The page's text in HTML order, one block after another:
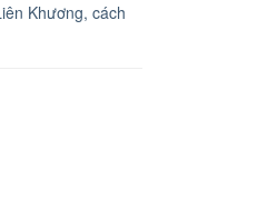
Khương, cách